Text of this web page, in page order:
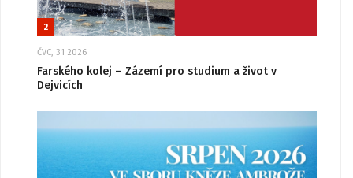
2
ČVC, 31 2026
Farského kolej – Zázemí pro studium a život v
Dejvicích